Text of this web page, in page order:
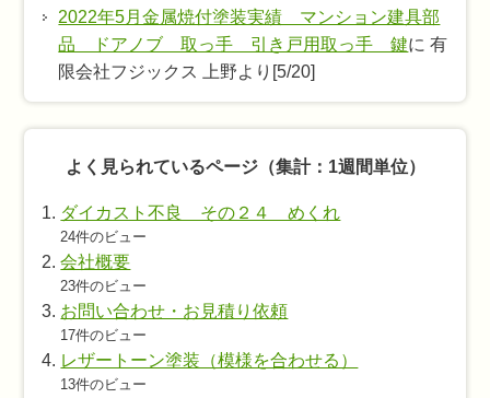
2022年5月金属焼付塗装実績 マンション建具部
品 ドアノブ 取っ手 引き戸用取っ手 鍵に 有
限会社フジックス 上野より[5/20]
よく見られているページ（集計：1週間単位）
ダイカスト不良 その２４ めくれ
24件のビュー
会社概要
23件のビュー
お問い合わせ・お見積り依頼
17件のビュー
レザートーン塗装（模様を合わせる）
13件のビュー